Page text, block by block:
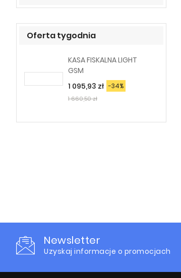
Oferta tygodnia
KASA FISKALNA LIGHT
GSM
1 095,93 zł -34%
1 660,50 zł
Newsletter
Uzyskaj informacje o promocjach